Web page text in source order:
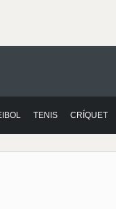
TENIS CRÍQUET